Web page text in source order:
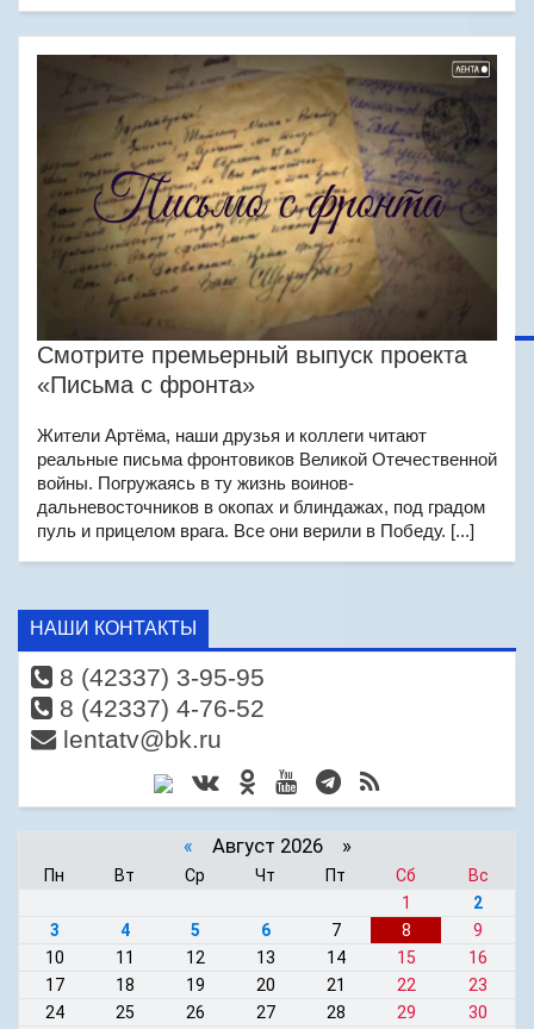
Смотрите премьерный выпуск проекта
«Письма с фронта»
Жители Артёма, наши друзья и коллеги читают
реальные письма фронтовиков Великой Отечественной
войны. Погружаясь в ту жизнь воинов-
дальневосточников в окопах и блиндажах, под градом
пуль и прицелом врага. Все они верили в Победу. [...]
НАШИ КОНТАКТЫ
8 (42337) 3-95-95
8 (42337) 4-76-52
lentatv@bk.ru
« Август 2026 »
Пн Вт Ср Чт Пт Сб
Вс
1
2
3
4 5 6 7 8
9
10
11 12 13 14 15
16
17
18 19 20 21 22
23
24
25 26 27 28 29
30